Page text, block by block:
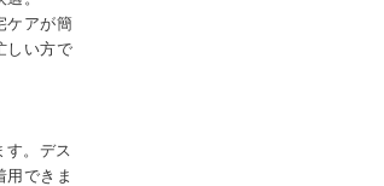
ケアが簡
しい方で
す。デス
用できま